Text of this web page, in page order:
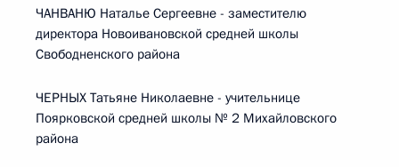
ЧАНВАНЮ Наталье Сергеевне - заместителю
директора Новоивановской средней школы
Свободненского района
ЧЕРНЫХ Татьяне Николаевне - учительнице
Поярковской средней школы № 2 Михайловского
района